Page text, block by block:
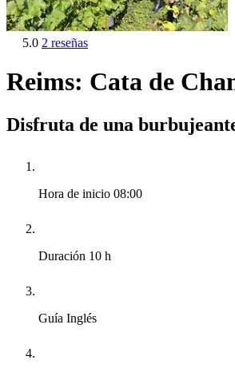
5.0 2 reseñas
Reims: Cata de
Disfruta de una
Hora de inicio 08:00
Duración 10 h
Guía Inglés